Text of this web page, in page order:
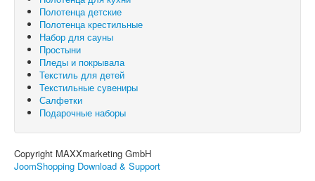
Полотенца детские
Полотенца крестильные
Набор для сауны
Простыни
Пледы и покрывала
Текстиль для детей
Текстильные сувениры
Салфетки
Подарочные наборы
Copyright MAXXmarketing GmbH
JoomShopping Download & Support